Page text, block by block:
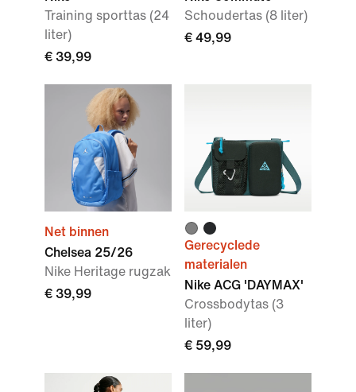
Training sporttas (24
liter)
€ 39,99
Schoudertas (8 liter)
€ 49,99
Net binnen
Chelsea 25/26
Nike Heritage rugzak
€ 39,99
Gerecyclede
materialen
Nike ACG 'DAYMAX'
Crossbodytas (3
liter)
€ 59,99